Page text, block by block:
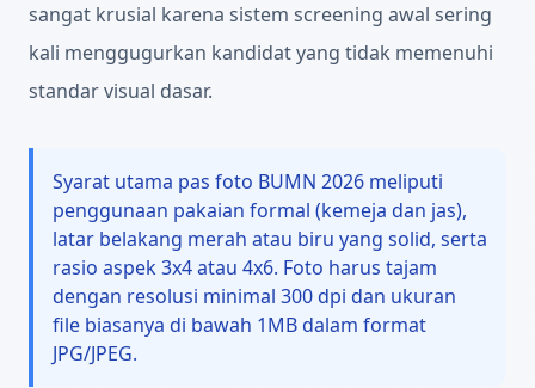
sangat krusial karena sistem screening awal sering
kali menggugurkan kandidat yang tidak memenuhi
standar visual dasar.
Syarat utama pas foto BUMN 2026 meliputi
penggunaan pakaian formal (kemeja dan jas),
latar belakang merah atau biru yang solid, serta
rasio aspek 3x4 atau 4x6. Foto harus tajam
dengan resolusi minimal 300 dpi dan ukuran
file biasanya di bawah 1MB dalam format
JPG/JPEG.